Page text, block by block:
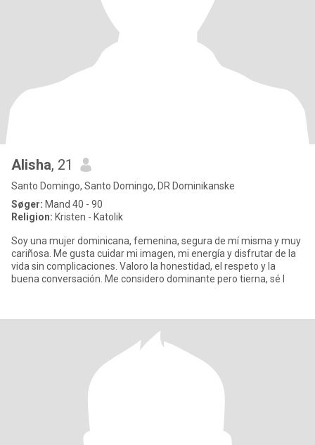
Alisha, 21
Santo Domingo, Santo Domingo, DR Dominikanske
Søger: Mand 40 - 90
Religion: Kristen - Katolik
Soy una mujer dominicana, femenina, segura de mí misma y muy
cariñosa. Me gusta cuidar mi imagen, mi energía y disfrutar de la
vida sin complicaciones. Valoro la honestidad, el respeto y la
buena conversación. Me considero dominante pero tierna, sé l